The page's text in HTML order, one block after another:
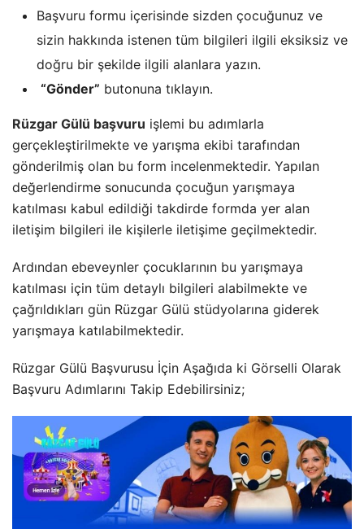
Başvuru formu içerisinde sizden çocuğunuz ve
sizin hakkında istenen tüm bilgileri ilgili eksiksiz ve
doğru bir şekilde ilgili alanlara yazın.
“Gönder” butonuna tıklayın.
Rüzgar Gülü başvuru işlemi bu adımlarla
gerçekleştirilmekte ve yarışma ekibi tarafından
gönderilmiş olan bu form incelenmektedir. Yapılan
değerlendirme sonucunda çocuğun yarışmaya
katılması kabul edildiği takdirde formda yer alan
iletişim bilgileri ile kişilerle iletişime geçilmektedir.
Ardından ebeveynler çocuklarının bu yarışmaya
katılması için tüm detaylı bilgileri alabilmekte ve
çağrıldıkları gün Rüzgar Gülü stüdyolarına giderek
yarışmaya katılabilmektedir.
Rüzgar Gülü Başvurusu İçin Aşağıda ki Görselli Olarak
Başvuru Adımlarını Takip Edebilirsiniz;